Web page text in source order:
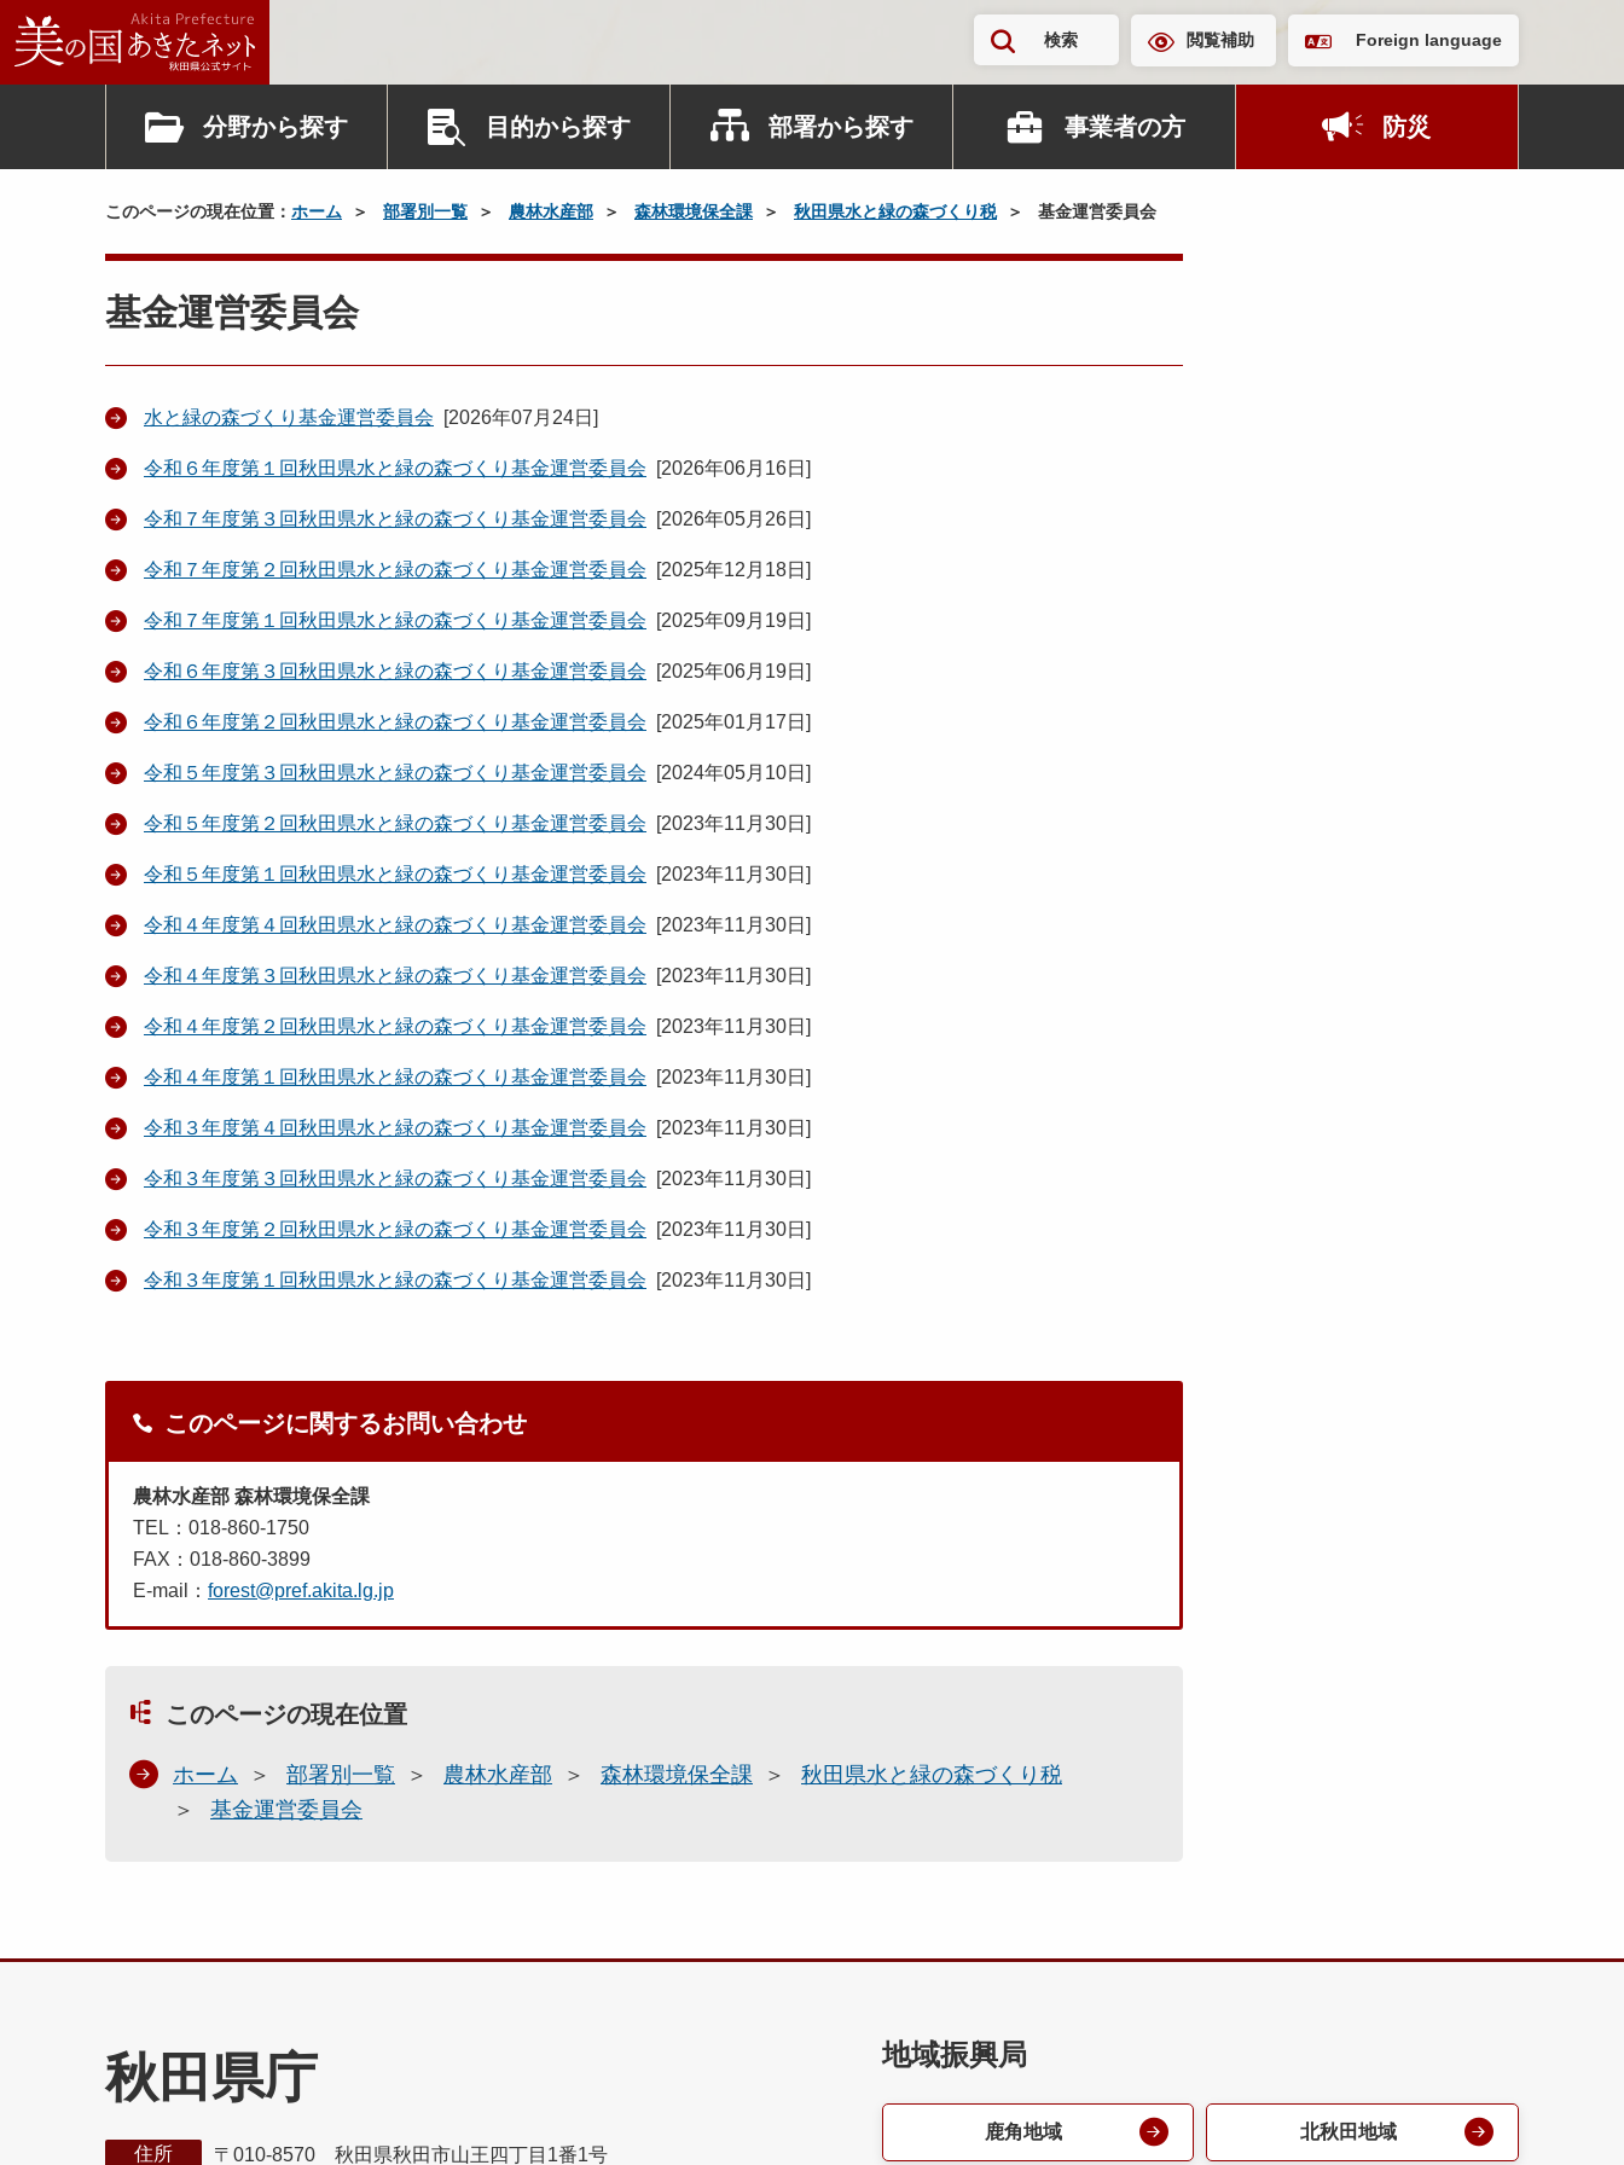
検索 閲覧補助 Foreign language
分野から探す 目的から探す 部署から探す 事業者の方 防災
このページの現在位置： ホーム 部署別一覧 農林水産部 森林環境保全課 秋田県水と緑の森づくり税 基金運営委員会
基金運営委員会
水と緑の森づくり基金運営委員会 [2026年07月24日 ]
令和６年度第１回秋田県水と緑の森づくり基金運営委員会 [2026年06月16日 ]
令和７年度第３回秋田県水と緑の森づくり基金運営委員会 [2026年05月26日 ]
令和７年度第２回秋田県水と緑の森づくり基金運営委員会 [2025年12月18日 ]
令和７年度第１回秋田県水と緑の森づくり基金運営委員会 [2025年09月19日 ]
令和６年度第３回秋田県水と緑の森づくり基金運営委員会 [2025年06月19日 ]
令和６年度第２回秋田県水と緑の森づくり基金運営委員会 [2025年01月17日 ]
令和５年度第３回秋田県水と緑の森づくり基金運営委員会 [2024年05月10日 ]
令和５年度第２回秋田県水と緑の森づくり基金運営委員会 [2023年11月30日 ]
令和５年度第１回秋田県水と緑の森づくり基金運営委員会 [2023年11月30日 ]
令和４年度第４回秋田県水と緑の森づくり基金運営委員会 [2023年11月30日 ]
令和４年度第３回秋田県水と緑の森づくり基金運営委員会 [2023年11月30日 ]
令和４年度第２回秋田県水と緑の森づくり基金運営委員会 [2023年11月30日 ]
令和４年度第１回秋田県水と緑の森づくり基金運営委員会 [2023年11月30日 ]
令和３年度第４回秋田県水と緑の森づくり基金運営委員会 [2023年11月30日 ]
令和３年度第３回秋田県水と緑の森づくり基金運営委員会 [2023年11月30日 ]
令和３年度第２回秋田県水と緑の森づくり基金運営委員会 [2023年11月30日 ]
令和３年度第１回秋田県水と緑の森づくり基金運営委員会 [2023年11月30日 ]
このページに関するお問い合わせ
農林水産部 森林環境保全課
TEL：018-860-1750
FAX：018-860-3899
E-mail： forest@pref.akita.lg.jp
このページの現在位置
ホーム 部署別一覧 農林水産部 森林環境保全課
秋田県水と緑の森づくり税
基金運営委員会
秋田県庁
住所 〒010-8570 秋田県秋田市山王四丁目1番1号
地域振興局
鹿角地域 北秋田地域